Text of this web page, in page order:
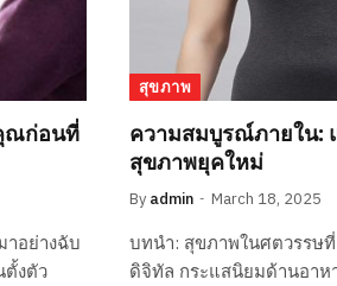
ณก่อนที่
าอย่างฉับ
ตั้งตัว
สุขภาพ
ความสมบูรณ์ภายใน:
สุขภาพยุคใหม่
By admin March 18, 2025
บทนำ: สุขภาพในศตวรรษ
ดิจิทัล กระแสนิยมด้านอาห